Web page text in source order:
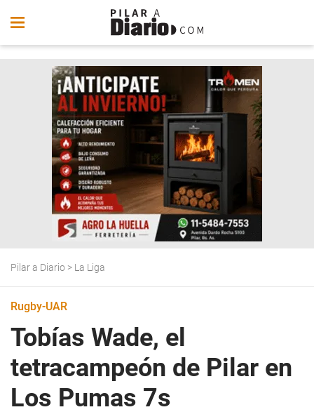
Pilar a Diario > La Liga
Rugby-UAR
Tobías Wade, el
tetracampeón de Pilar en
Los Pumas 7s